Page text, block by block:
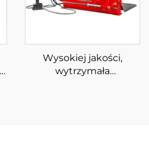
Wysokiej jakości,
wytrzymała